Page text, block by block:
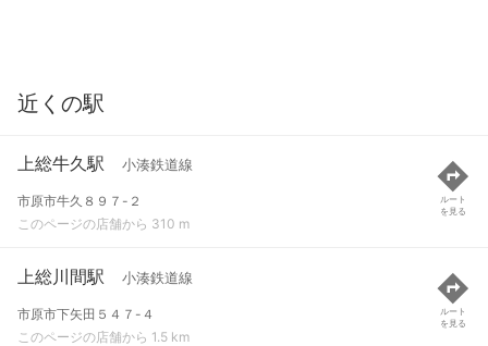
近くの駅
上総牛久駅 小湊鉄道線
市原市牛久８９７-２
このページの店舗から 310 m
ルート
を見る
上総川間駅 小湊鉄道線
市原市下矢田５４７-４
このページの店舗から 1.5 km
ルート
を見る